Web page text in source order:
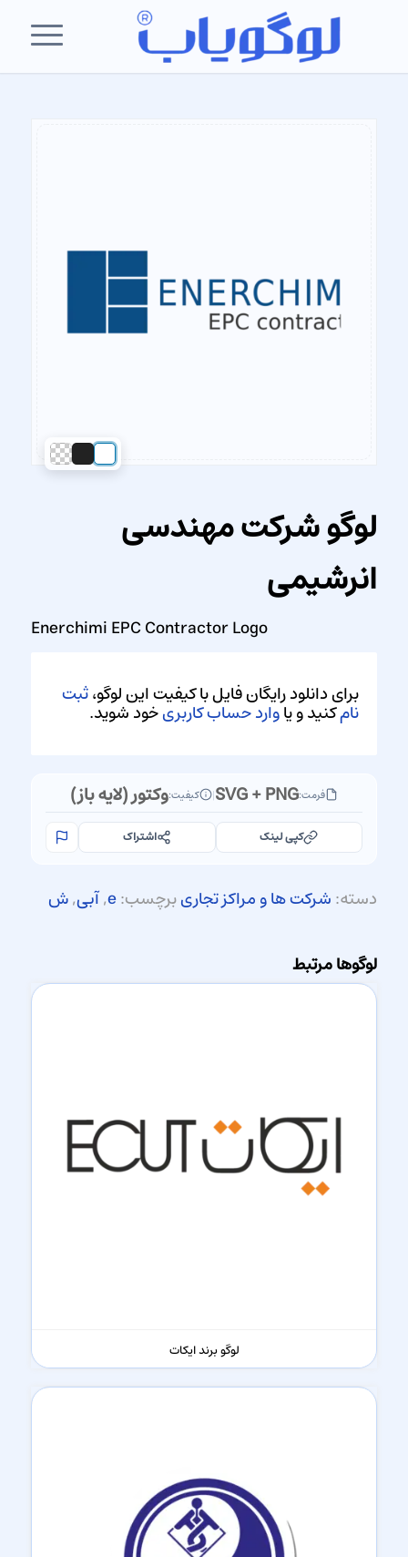
لوگو شرکت مهندسی
انرشیمی
Enerchimi EPC Contractor Logo
برای دانلود رایگان فایل با کیفیت این لوگو،ثبت
نامکنید و یاوارد حساب کاربریخود شوید.
فرمت:SVG + PNG
| کیفیت:وکتور (لایه باز)
کپی لینک اشتراک
دسته:شرکت ها و مراکز تجاریبرچسب:e
,آبی,ش
لوگوها مرتبط
لوگو برند ایکات